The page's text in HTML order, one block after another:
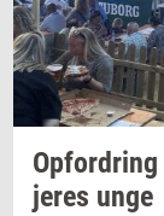
Op­for­dring
jeres unge